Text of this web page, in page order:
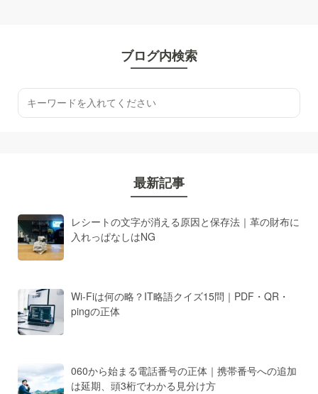
ブログ内検索
最新記事
レシートの文字が消える原因と保存法｜革の財布に
入れっぱなしはNG
Wi-Fiは何の略？IT略語クイズ15問｜PDF・QR・
pingの正体
060から始まる電話番号の正体｜携帯番号への追加
は延期、頭3桁でわかる見分け方